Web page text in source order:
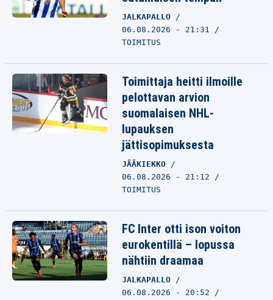
JALKAPALLO
06.08.2026 - 21:31
TOIMITUS
Toimittaja heitti ilmoille
pelottavan arvion
suomalaisen NHL-
lupauksen
jättisopimuksesta
JÄÄKIEKKO
06.08.2026 - 21:12
TOIMITUS
FC Inter otti ison voiton
eurokentillä – lopussa
nähtiin draamaa
JALKAPALLO
06.08.2026 - 20:52